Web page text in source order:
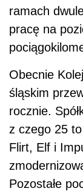
ramach
pracę na
Obecnie
śląskim
rocznie.
z czego 25
Flirt, Elf i
Pozostałe